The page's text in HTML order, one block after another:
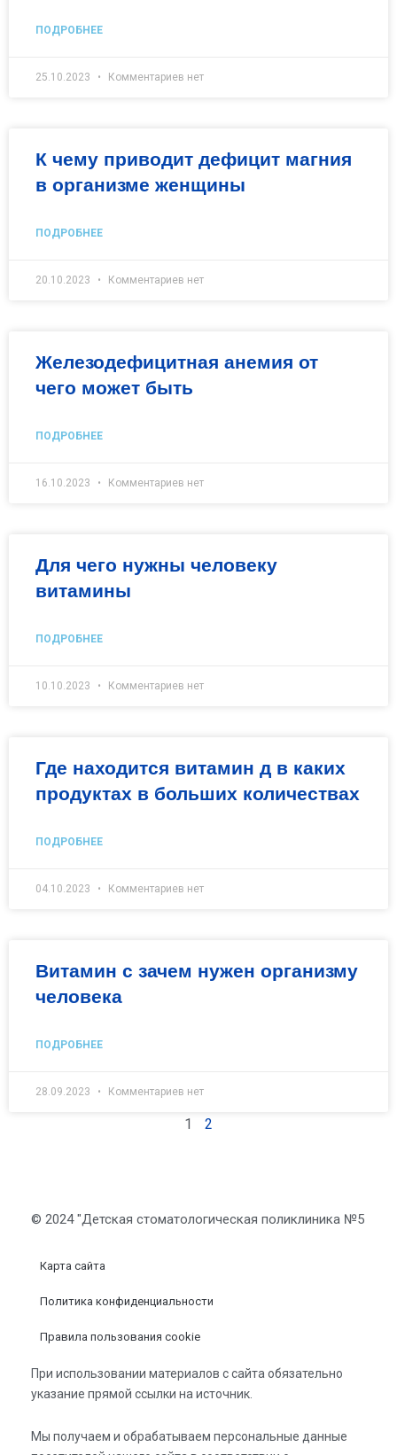
ПОДРОБНЕЕ
25.10.2023 Комментариев нет
К чему приводит дефицит магния
в организме женщины
ПОДРОБНЕЕ
20.10.2023 Комментариев нет
Железодефицитная анемия от
чего может быть
ПОДРОБНЕЕ
16.10.2023 Комментариев нет
Для чего нужны человеку
витамины
ПОДРОБНЕЕ
10.10.2023 Комментариев нет
Где находится витамин д в каких
продуктах в больших количествах
ПОДРОБНЕЕ
04.10.2023 Комментариев нет
Витамин с зачем нужен организму
человека
ПОДРОБНЕЕ
28.09.2023 Комментариев нет
1 2
© 2024 "Детская стоматологическая поликлиника №5
Карта сайта
Политика конфиденциальности
Правила пользования cookie
При использовании материалов с сайта обязательно
указание прямой ссылки на источник.
Мы получаем и обрабатываем персональные данные